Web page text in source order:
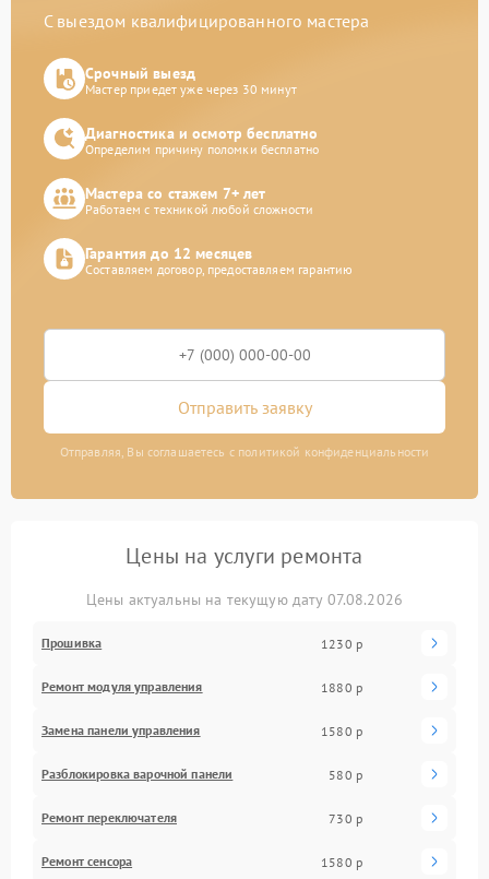
С выездом квалифицированного мастера
Срочный выезд
Мастер приедет уже через 30 минут
Диагностика и осмотр бесплатно
Определим причину поломки бесплатно
Мастера со стажем 7+ лет
Работаем с техникой любой сложности
Гарантия до 12 месяцев
Составляем договор, предоставляем гарантию
Отправить заявку
Отправляя, Вы соглашаетесь с политикой конфиденциальности
Цены на услуги ремонта
Цены актуальны на текущую дату 07.08.2026
Прошивка 1230 р
Ремонт модуля управления 1880 р
Замена панели управления 1580 р
Разблокировка варочной панели 580 р
Ремонт переключателя 730 р
Ремонт сенсора 1580 р